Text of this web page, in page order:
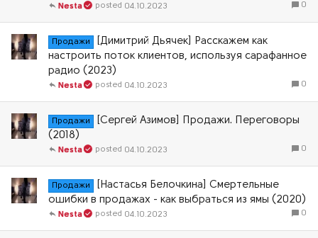
0
04.10.2023
Nesta
Продажи
[Димитрий Дьячек] Расскажем как
настроить поток клиентов, используя сарафанное
радио (2023)
0
04.10.2023
Nesta
Продажи
[Сергей Азимов] Продажи. Переговоры
(2018)
0
04.10.2023
Nesta
Продажи
[Настасья Белочкина] Смертельные
ошибки в продажах - как выбраться из ямы (2020)
0
04.10.2023
Nesta